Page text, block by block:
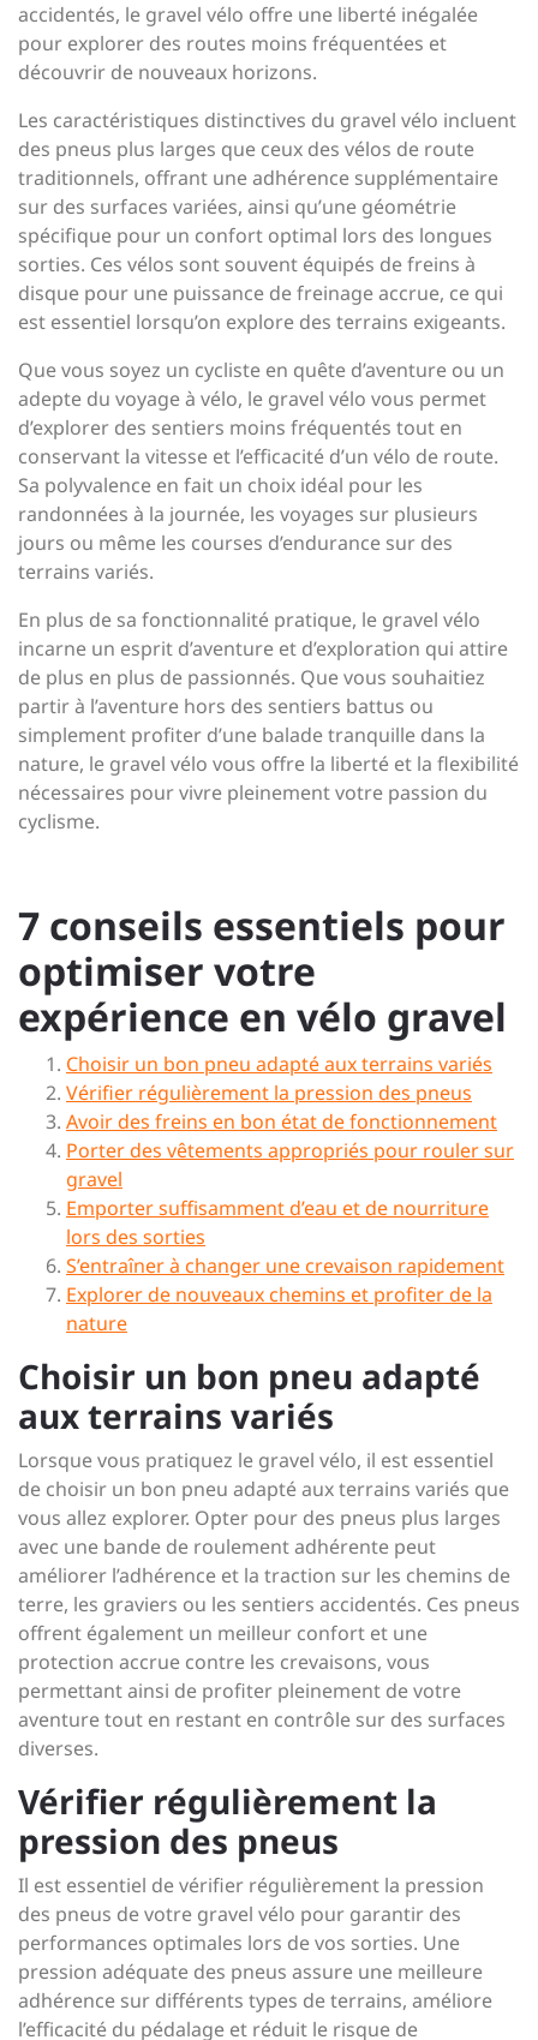
accidentés, le gravel vélo offre une liberté inégalée
pour explorer des routes moins fréquentées et
découvrir de nouveaux horizons.
Les caractéristiques distinctives du gravel vélo incluent
des pneus plus larges que ceux des vélos de route
traditionnels, offrant une adhérence supplémentaire
sur des surfaces variées, ainsi qu’une géométrie
spécifique pour un confort optimal lors des longues
sorties. Ces vélos sont souvent équipés de freins à
disque pour une puissance de freinage accrue, ce qui
est essentiel lorsqu’on explore des terrains exigeants.
Que vous soyez un cycliste en quête d’aventure ou un
adepte du voyage à vélo, le gravel vélo vous permet
d’explorer des sentiers moins fréquentés tout en
conservant la vitesse et l’efficacité d’un vélo de route.
Sa polyvalence en fait un choix idéal pour les
randonnées à la journée, les voyages sur plusieurs
jours ou même les courses d’endurance sur des
terrains variés.
En plus de sa fonctionnalité pratique, le gravel vélo
incarne un esprit d’aventure et d’exploration qui attire
de plus en plus de passionnés. Que vous souhaitiez
partir à l’aventure hors des sentiers battus ou
simplement profiter d’une balade tranquille dans la
nature, le gravel vélo vous offre la liberté et la flexibilité
nécessaires pour vivre pleinement votre passion du
cyclisme.
7 conseils essentiels pour
optimiser votre
expérience en vélo gravel
Choisir un bon pneu adapté aux terrains variés
Vérifier régulièrement la pression des pneus
Avoir des freins en bon état de fonctionnement
Porter des vêtements appropriés pour rouler sur
gravel
Emporter suffisamment d’eau et de nourriture
lors des sorties
S’entraîner à changer une crevaison rapidement
Explorer de nouveaux chemins et profiter de la
nature
Choisir un bon pneu adapté
aux terrains variés
Lorsque vous pratiquez le gravel vélo, il est essentiel
de choisir un bon pneu adapté aux terrains variés que
vous allez explorer. Opter pour des pneus plus larges
avec une bande de roulement adhérente peut
améliorer l’adhérence et la traction sur les chemins de
terre, les graviers ou les sentiers accidentés. Ces pneus
offrent également un meilleur confort et une
protection accrue contre les crevaisons, vous
permettant ainsi de profiter pleinement de votre
aventure tout en restant en contrôle sur des surfaces
diverses.
Vérifier régulièrement la
pression des pneus
Il est essentiel de vérifier régulièrement la pression
des pneus de votre gravel vélo pour garantir des
performances optimales lors de vos sorties. Une
pression adéquate des pneus assure une meilleure
adhérence sur différents types de terrains, améliore
l’efficacité du pédalage et réduit le risque de